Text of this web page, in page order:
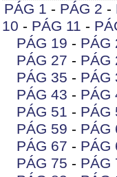
PÁG 1 - PÁG 2 -
10 - PÁG 11 -
PÁG 19 - PÁG
PÁG 27 - PÁG
PÁG 35 - PÁG
PÁG 43 - PÁG
PÁG 51 - PÁG
PÁG 59 - PÁG
PÁG 67 - PÁG
PÁG 75 - PÁG